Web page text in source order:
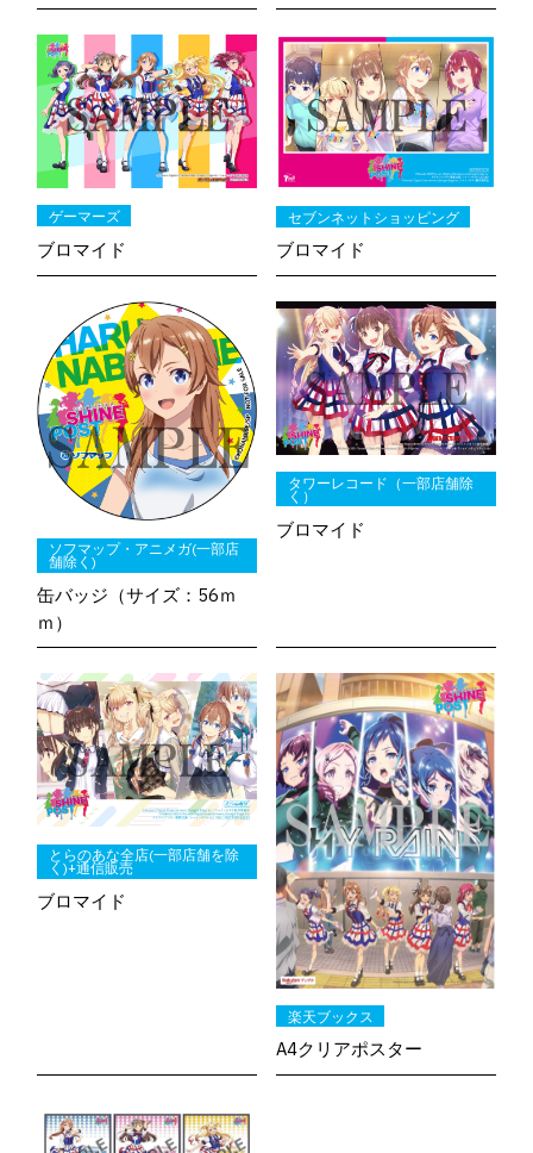
INTRODUCTION
STAFF
CAST
ONAIR
STORY
CHARACTER
MOVIE
MUSIC
Q1. 本作の印象を教えていただけますでしょうか。
Q2. 演じるキャラクターの印象と役に対する意気込みを教
えていただけますでしょうか。
ゲーマーズ
ブロマイド
セブンネットショッピング
ブロマイド
ソフマップ・アニメガ(一部店
舗除く)
缶バッジ（サイズ：56ｍ
ｍ）
タワーレコード（一部店舗除
く）
ブロマイド
とらのあな全店(一部店舗を除
く)+通信販売
ブロマイド
楽天ブックス
A4クリアポスター